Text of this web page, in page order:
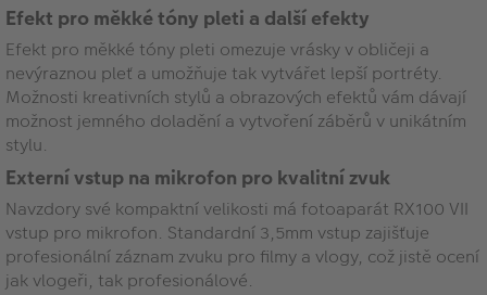
Efekt pro měkké tóny pleti a další efekty
Efekt pro měkké tóny pleti omezuje vrásky v obličeji a
nevýraznou pleť a umožňuje tak vytvářet lepší portréty.
Možnosti kreativních stylů a obrazových efektů vám dávají
možnost jemného doladění a vytvoření záběrů v unikátním
stylu.
Externí vstup na mikrofon pro kvalitní zvuk
Navzdory své kompaktní velikosti má fotoaparát RX100 VII
vstup pro mikrofon. Standardní 3,5mm vstup zajišťuje
profesionální záznam zvuku pro filmy a vlogy, což jistě ocení
jak vlogeři, tak profesionálové.